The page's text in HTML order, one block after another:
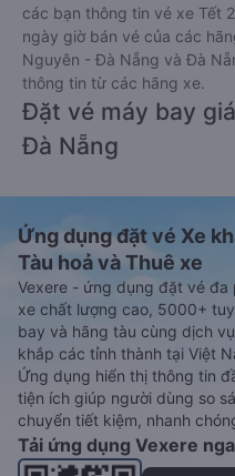
các bạn thông tin vé xe Tết
ngày giờ bán vé của các
Nguyên - Đà Nẵng và Đà
thông tin từ các hãng xe.
Đặt vé máy bay
Đà Nẵng
Ứng dụng đặt vé Xe
Tàu hoả và Thuê xe
Vexere - ứng dụng đặt vé
xe chất lượng cao, 5000+
bay và hãng tàu cùng dịch
khắp các tỉnh thành tại Việt
Ứng dụng hiển thị thông tin
tiện ích giúp người dùng so
chuyển tiết kiệm, nhanh
Tải ứng dụng Vexere